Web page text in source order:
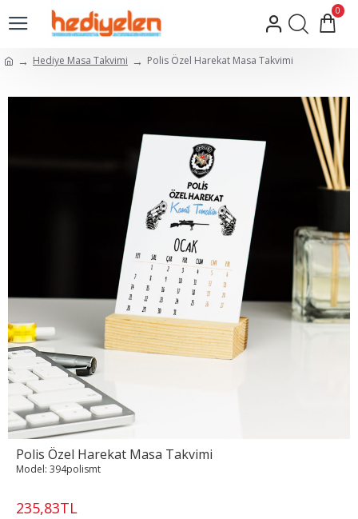
0
Hediye Masa Takvimi Polis Özel Harekat Masa Takvimi
Polis Özel Harekat Masa Takvimi
235,83TL
Model: 394polismt